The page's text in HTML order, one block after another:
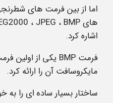
اما از بین فرمت های
هایBMP ، JPEG ،
اشاره کرد.
فرمت BMP یکی از اولین
مایکروسافت آن را ارائه کرد.
ساختار بسیار ساده ای را